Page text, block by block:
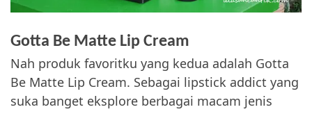
Gotta Be Matte Lip Cream
Nah produk favoritku yang kedua adalah Gotta
Be Matte Lip Cream. Sebagai lipstick addict yang
suka banget eksplore berbagai macam jenis